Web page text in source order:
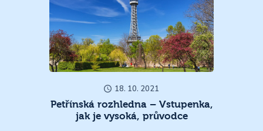
18. 10. 2021
Petřínská rozhledna – Vstupenka,
jak je vysoká, průvodce